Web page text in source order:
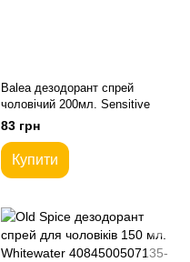
Balea дезодорант спрей
чоловічий 200мл. Sensitive
83 грн
Купити